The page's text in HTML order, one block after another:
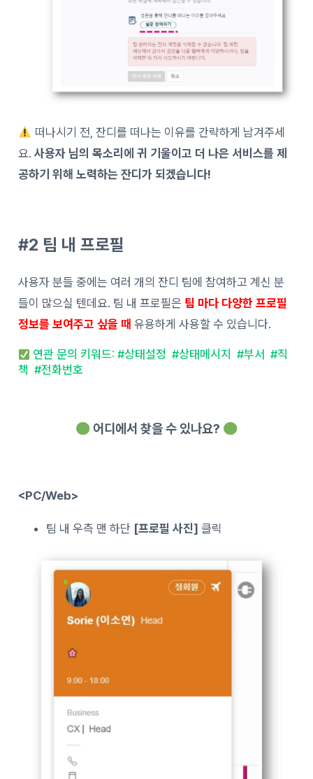
떠나시기 전, 잔디를 떠나는 이유를 간략하게 남겨주세
요.사용자 님의 목소리에 귀 기울이고 더 나은 서비스를 제
공하기 위해 노력하는 잔디가 되겠습니다!
#2 팀 내 프로필
사용자 분들 중에는 여러 개의 잔디 팀에 참여하고 계신 분
들이 많으실 텐데요. 팀 내 프로필은 팀 마다 다양한 프로필
정보를 보여주고 싶을 때 유용하게 사용할 수 있습니다.
연관 문의 키워드: #상태설정 #상태메시지 #부서 #직
책 #전화번호
어디에서 찾을 수 있나요?
<PC/Web>
팀 내 우측 맨 하단 [프로필 사진]클릭